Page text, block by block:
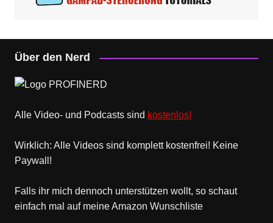
Über den Nerd
Alle Video- und Podcasts sind kostenlos!
Wirklich: Alle Videos sind komplett kostenfrei! Keine
Paywall!
Falls ihr mich dennoch unterstützen wollt, so schaut
einfach mal auf meine Amazon Wunschliste